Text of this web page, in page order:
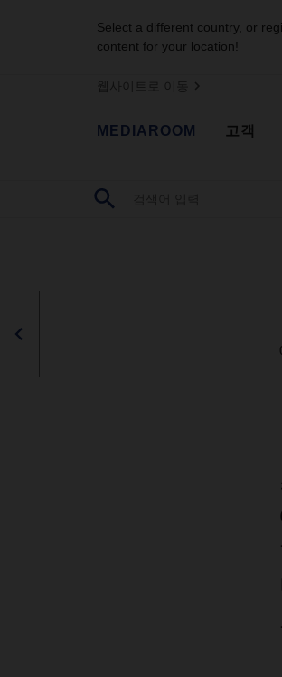
Select a different country, or
content for your location!
웹사이트로 이동
MEDIAROOM 고객